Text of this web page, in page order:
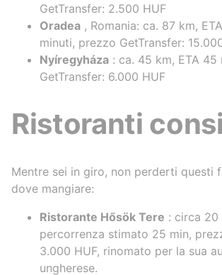
GetTransfer: 2.500 HUF
Oradea , Romania: ca. 87 km,
minuti, prezzo GetTransfer:
Nyíregyháza : ca. 45 km, ETA 45
GetTransfer: 6.000 HUF
Ristoranti
Mentre sei in giro, non perderti questi
dove mangiare:
Ristorante Hősök Tere : circa 20
percorrenza stimato 25 min,
3.000 HUF, rinomato per la sua
ungherese.